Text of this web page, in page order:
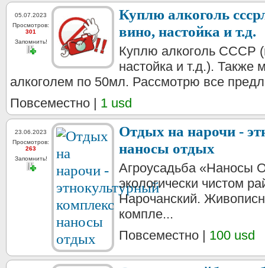
05.07.2023
Просмотров:
301
Запомнить!
Куплю алкоголь
вино, настойка и т.д.
Куплю алкоголь СССР
настойка и т.д.). Также
алкоголем по 50мл. Рассмотрю все
Повсеместно | 1 usd
23.06.2023
Просмотров:
263
Запомнить!
Отдых на нарочи -
наносы отдых
Агроусадьба «Наносы
экологически чистом
Нарочанский.
компле...
Повсеместно | 100 usd